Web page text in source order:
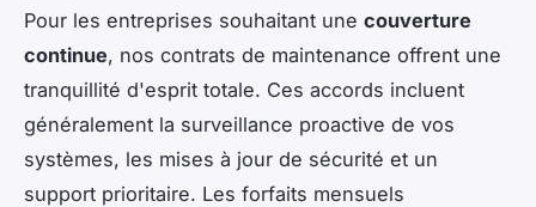
Pour les entreprises souhaitant une couverture
continue, nos contrats de maintenance offrent une
tranquillité d'esprit totale. Ces accords incluent
généralement la surveillance proactive de vos
systèmes, les mises à jour de sécurité et un
support prioritaire. Les forfaits mensuels